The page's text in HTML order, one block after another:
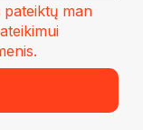
man